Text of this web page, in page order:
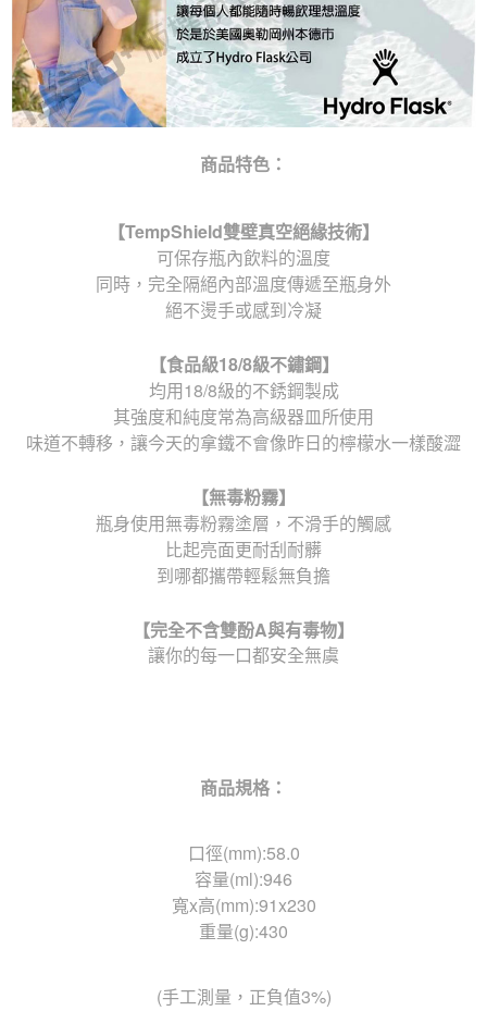
商品特色：
【TempShield雙壁真空絕緣技術】
可保存瓶內飲料的溫度
同時，完全隔絕內部溫度傳遞至瓶身外
絕不燙手或感到冷凝
【食品級18/8級不鏽鋼】
均用18/8級的不銹鋼製成
其強度和純度常為高級器皿所使用
味道不轉移，讓今天的拿鐵不會像昨日的檸檬水一樣酸澀
【無毒粉霧】
瓶身使用無毒粉霧塗層，不滑手的觸感
比起亮面更耐刮耐髒
到哪都攜帶輕鬆無負擔
【完全不含雙酚A與有毒物】
讓你的每一口都安全無虞
商品規格：
口徑(mm):58.0
容量(ml):946
寬x高(mm):91x230
重量(g):430
(手工測量，正負值3%)